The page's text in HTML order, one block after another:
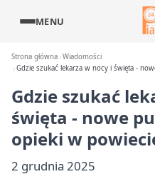
MENU
Strona główna Wiadomości
Gdzie szukać lekarza w nocy i święta -
Gdzie szukać
święta - nowe
opieki w
2 grudnia 2025